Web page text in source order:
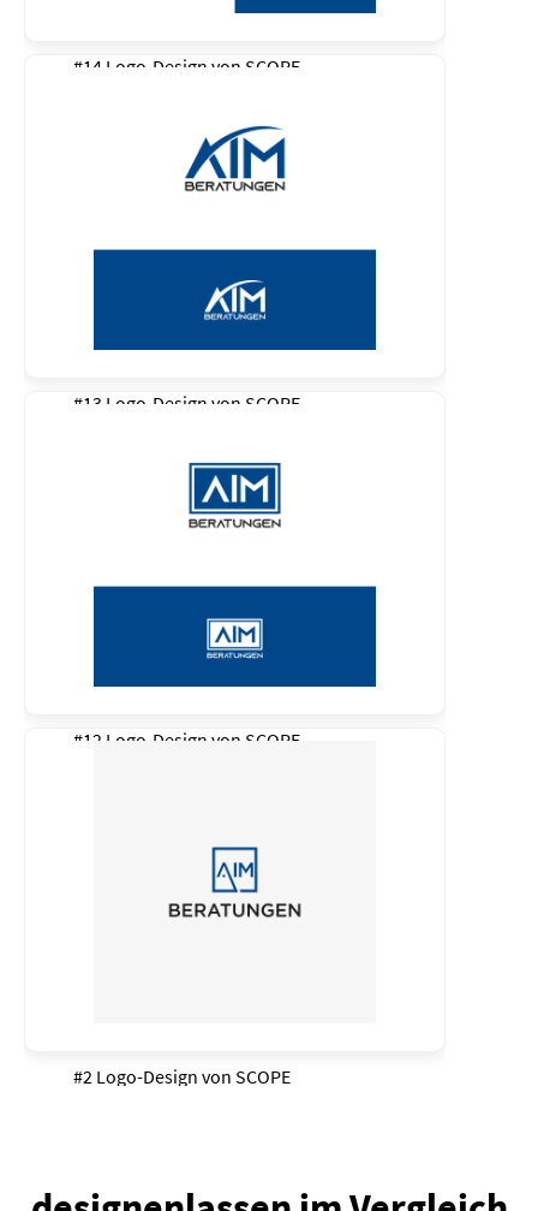
#14 Logo-Design von SCOPE
#13 Logo-Design von SCOPE
#12 Logo-Design von SCOPE
#2 Logo-Design von SCOPE